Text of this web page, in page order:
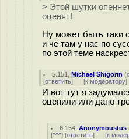
> Этой шутки
оценят!
Ну может быть таки
и чё там у нас по
по этой теме
5.151 ,Michael Shigorin (
[ответить] [к модератору]
И вот тут я
оценили или дано
6.154 ,Anonymoustus
[^^^] [ответить] [к